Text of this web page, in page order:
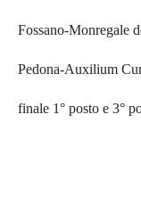
Fossano-Monregale
Pedona-Auxilium
finale 1° posto e 3°